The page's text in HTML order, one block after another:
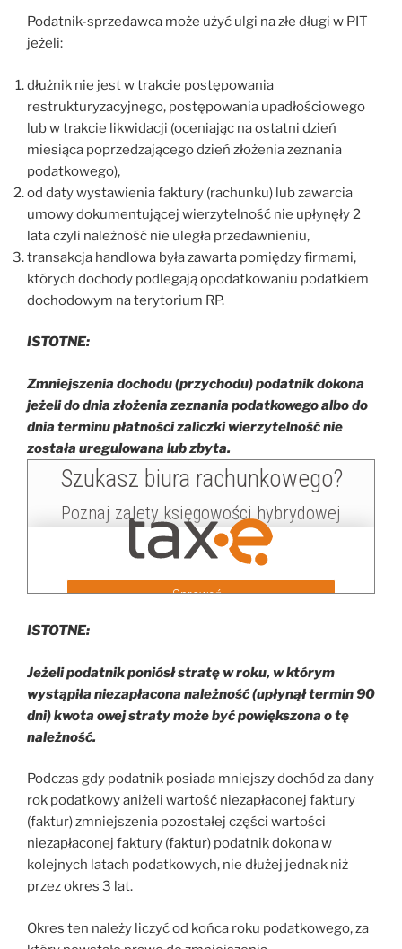
Podatnik-sprzedawca może użyć ulgi na złe długi w PIT
jeżeli:
dłużnik nie jest w trakcie postępowania
restrukturyzacyjnego, postępowania upadłościowego
lub w trakcie likwidacji (oceniając na ostatni dzień
miesiąca poprzedzającego dzień złożenia zeznania
podatkowego),
od daty wystawienia faktury (rachunku) lub zawarcia
umowy dokumentującej wierzytelność nie upłynęły 2
lata czyli należność nie uległa przedawnieniu,
transakcja handlowa była zawarta pomiędzy firmami,
których dochody podlegają opodatkowaniu podatkiem
dochodowym na terytorium RP.
ISTOTNE:
Zmniejszenia dochodu (przychodu) podatnik dokona
jeżeli do dnia złożenia zeznania podatkowego albo do
dnia terminu płatności zaliczki wierzytelność nie
została uregulowana lub zbyta.
ISTOTNE:
Jeżeli podatnik poniósł stratę w roku, w którym
wystąpiła niezapłacona należność (upłynął termin 90
dni) kwota owej straty może być powiększona o tę
należność.
Podczas gdy podatnik posiada mniejszy dochód za dany
rok podatkowy aniżeli wartość niezapłaconej faktury
(faktur) zmniejszenia pozostałej części wartości
niezapłaconej faktury (faktur) podatnik dokona w
kolejnych latach podatkowych, nie dłużej jednak niż
przez okres 3 lat.
Okres ten należy liczyć od końca roku podatkowego, za